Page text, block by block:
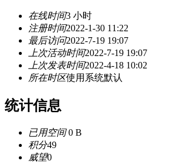
在线时间3 小时
注册时间2022-1-30 11:22
最后访问2022-7-19 19:07
上次活动时间2022-7-19 19:07
上次发表时间2022-4-18 10:02
所在时区使用系统默认
统计信息
已用空间0 B
积分49
威望0